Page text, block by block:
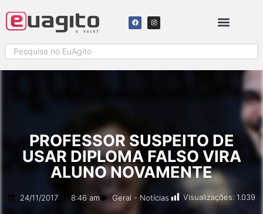
PROFESSOR SUSPEITO DE
USAR DIPLOMA FALSO VIRA
ALUNO NOVAMENTE
24/11/2017 8:46 am Geral - Notícias Visualizações: 1.039